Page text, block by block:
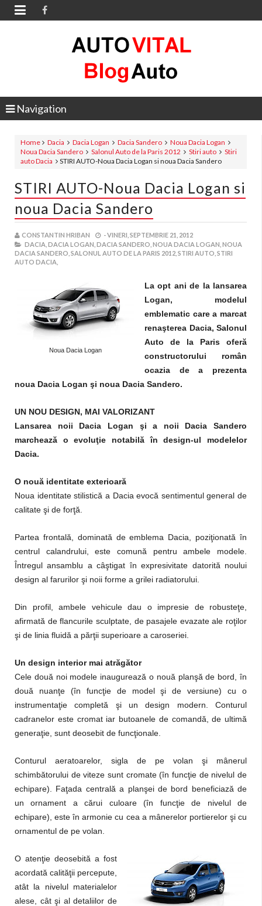

Navigation
Home Dacia Dacia Logan Dacia Sandero
Noua Dacia Logan
Noua Dacia Sandero
Salonul Auto de la Paris 2012 Stiri auto
Stiri
auto Dacia
STIRI AUTO-Noua Dacia Logan si noua Dacia Sandero
STIRI AUTO-Noua Dacia Logan si
noua Dacia Sandero
CONSTANTIN HRIBAN -VINERI, SEPTEMBRIE 21, 2012
DACIA, DACIA LOGAN, DACIA SANDERO, NOUA DACIA LOGAN, NOUA
DACIA SANDERO, SALONUL AUTO DE LA PARIS 2012, STIRI AUTO, STIRI
AUTO DACIA,
Noua Dacia Logan
La opt ani de la lansarea
Logan, modelul
emblematic care a marcat
renaşterea Dacia, Salonul
Auto de la Paris oferă
constructorului român
ocazia de a prezenta
noua Dacia Logan şi noua Dacia Sandero.
UN NOU DESIGN, MAI VALORIZANT
Lansarea noii Dacia Logan şi a noii Dacia Sandero
marchează o evoluţie notabilă în design-ul modelelor
Dacia.
O nouă identitate exterioară
Noua identitate stilistică a Dacia evocă sentimentul general de
calitate şi de forţă.
Partea frontală, dominată de emblema Dacia, poziţionată în
centrul calandrului, este comună pentru ambele modele.
Întregul ansamblu a câştigat în expresivitate datorită noului
design al farurilor şi noii forme a grilei radiatorului.
Din profil, ambele vehicule dau o impresie de robusteţe,
afirmată de flancurile sculptate, de pasajele evazate ale roţilor
şi de linia fluidă a părţii superioare a caroseriei.
Un design interior mai atrăgător
Cele două noi modele inaugurează o nouă planşă de bord, în
două nuanţe (în funcţie de model şi de versiune) cu o
instrumentaţie completă şi un design modern. Conturul
cadranelor este cromat iar butoanele de comandă, de ultimă
generaţie, sunt deosebit de funcţionale.
Conturul aeratoarelor, sigla de pe volan şi mânerul
schimbătorului de viteze sunt cromate (în funcţie de nivelul de
echipare). Faţada centrală a planşei de bord beneficiază de
un ornament a cărui culoare (în funcţie de nivelul de
echipare), este în armonie cu cea a mânerelor portierelor şi cu
ornamentul de pe volan.
O atenţie deosebită a fost
acordată calităţii percepute,
atât la nivelul materialelor
alese, cât şi al detaliilor de